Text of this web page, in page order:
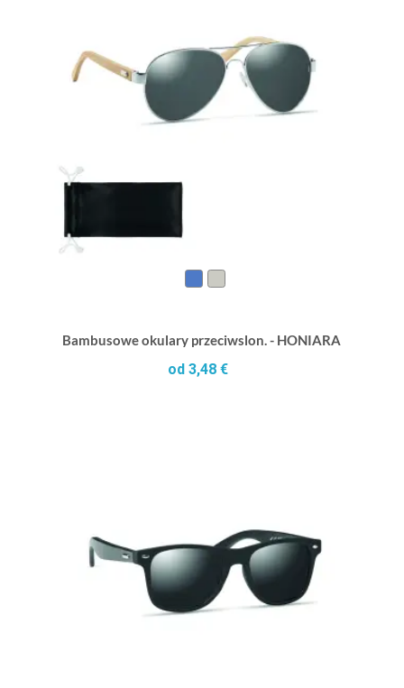
Bambusowe okulary przeciwslon. - HONIARA
od 3,48 €